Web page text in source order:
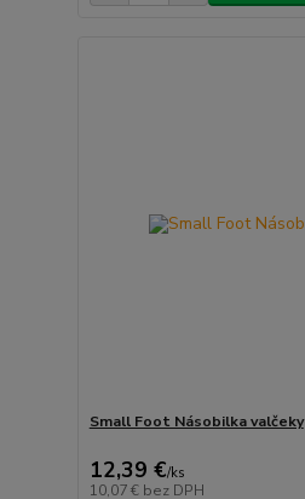
Small Foot Násobilka valčeky
12,39 €/ks
10,07 € bez DPH